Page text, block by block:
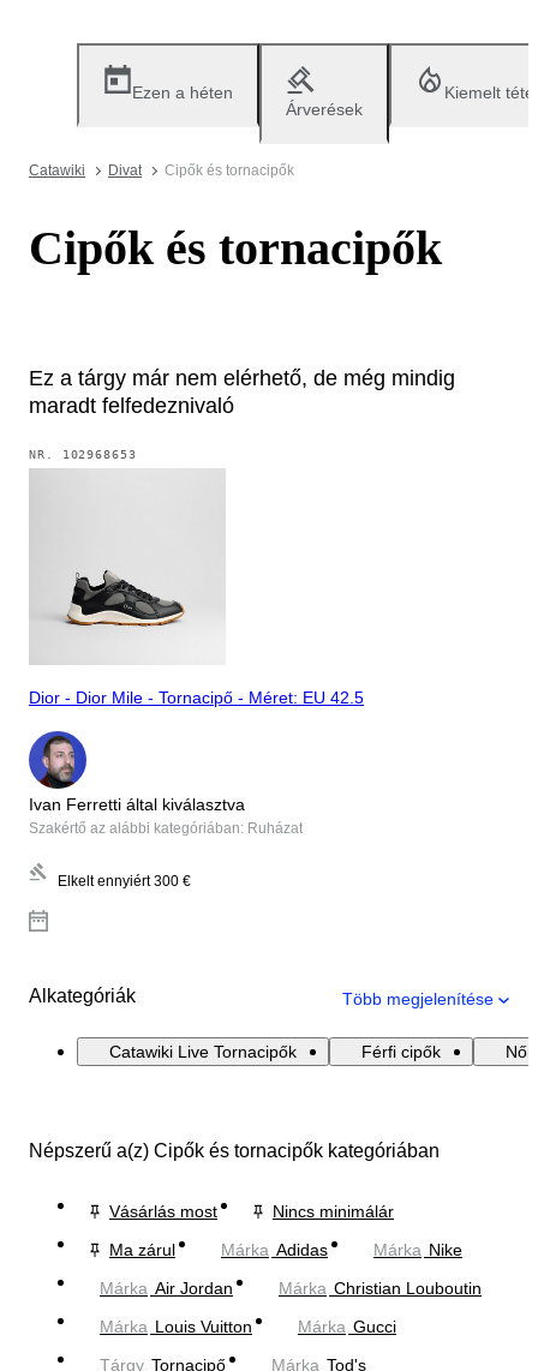
Ezen a héten
Árverések
Kiemelt
Catawiki Divat Cipők és tornacipők
Cipők és tornacipők
Ez a tárgy már nem elérhető, de még mindig
maradt felfedeznivaló
NR. 102968653
Dior - Dior Mile - Tornacipő - Méret: EU 42.5
Ivan Ferretti által kiválasztva
Szakértő az alábbi kategóriában: Ruházat
Elkelt ennyiért 300 €
Alkategóriák Több megjelenítése
Catawiki Live Tornacipők Férfi cipők Női
Népszerű a(z) Cipők és tornacipők kategóriában
Vásárlás most
Nincs minimálár
Ma zárul
Márka Adidas Márka Nike
Márka Air Jordan Márka Christian Louboutin
Márka Louis Vuitton Márka Gucci
Tárgy Tornacipő Márka Tod's